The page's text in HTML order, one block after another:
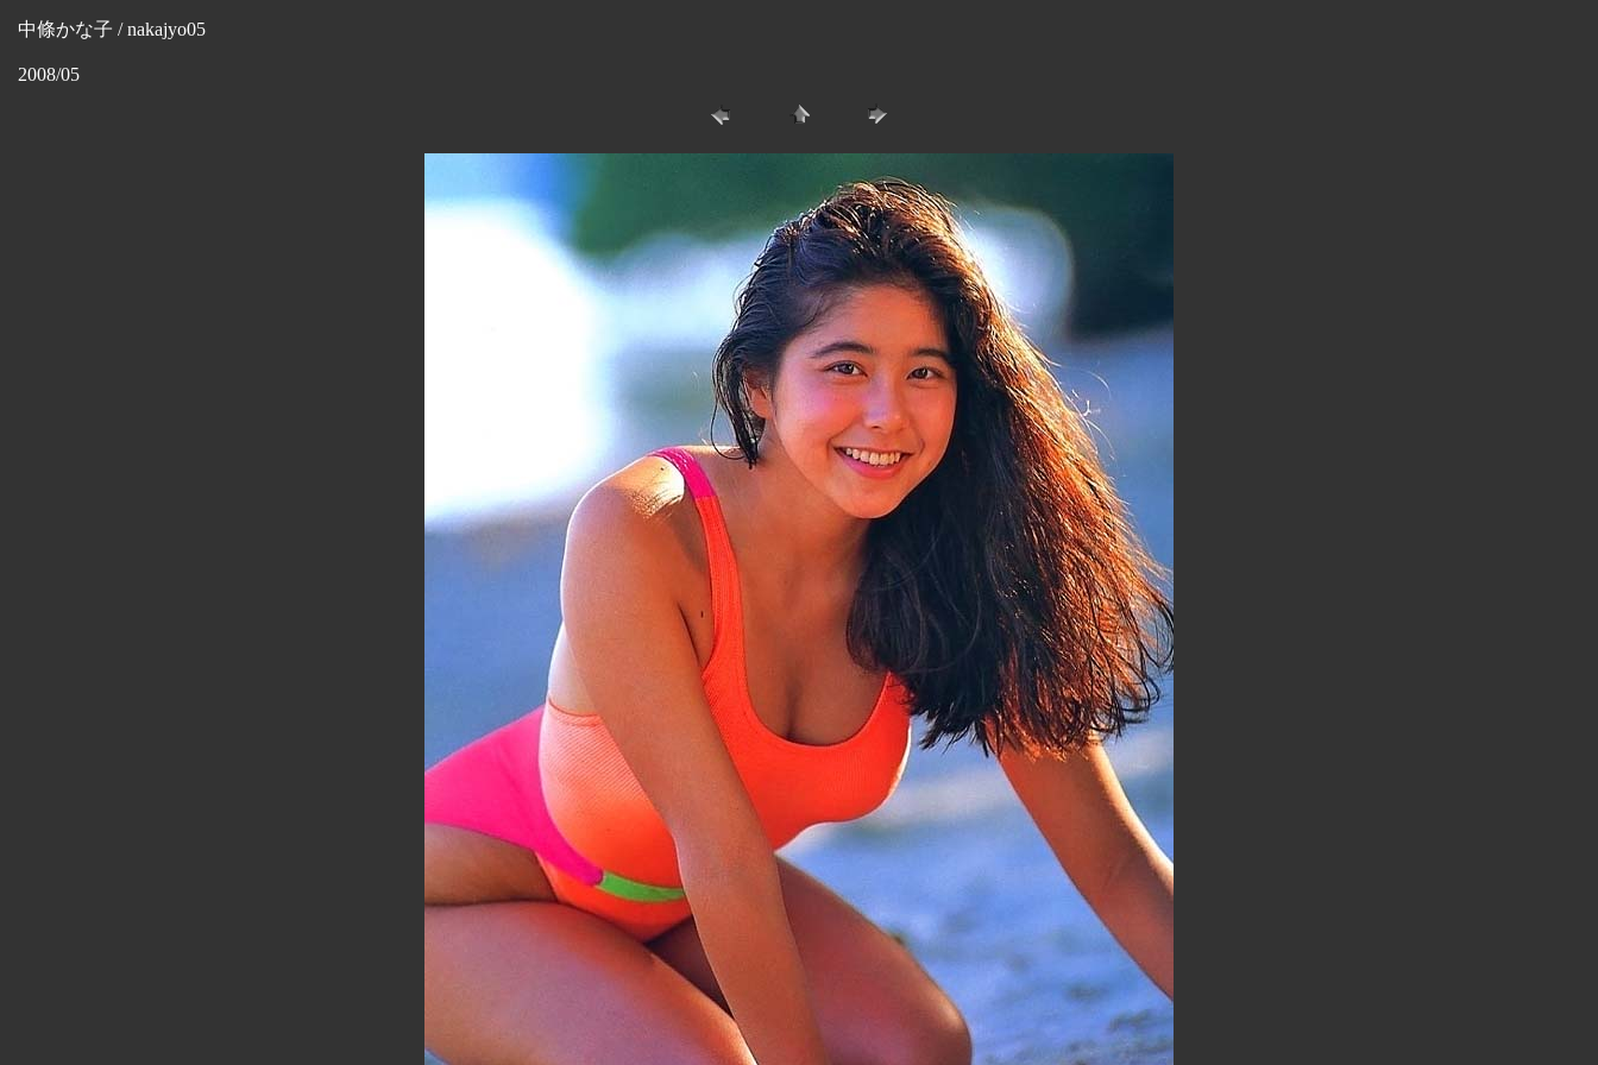
中條かな子 / nakajyo05
2008/05